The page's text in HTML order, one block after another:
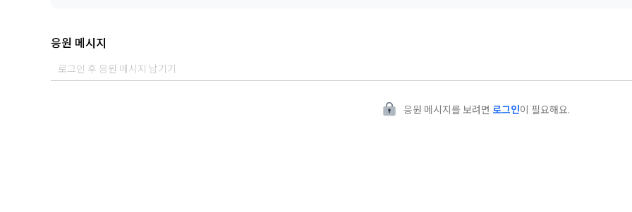
응원 메시지
응원 메시지를 보려면 로그인이 필요해요.